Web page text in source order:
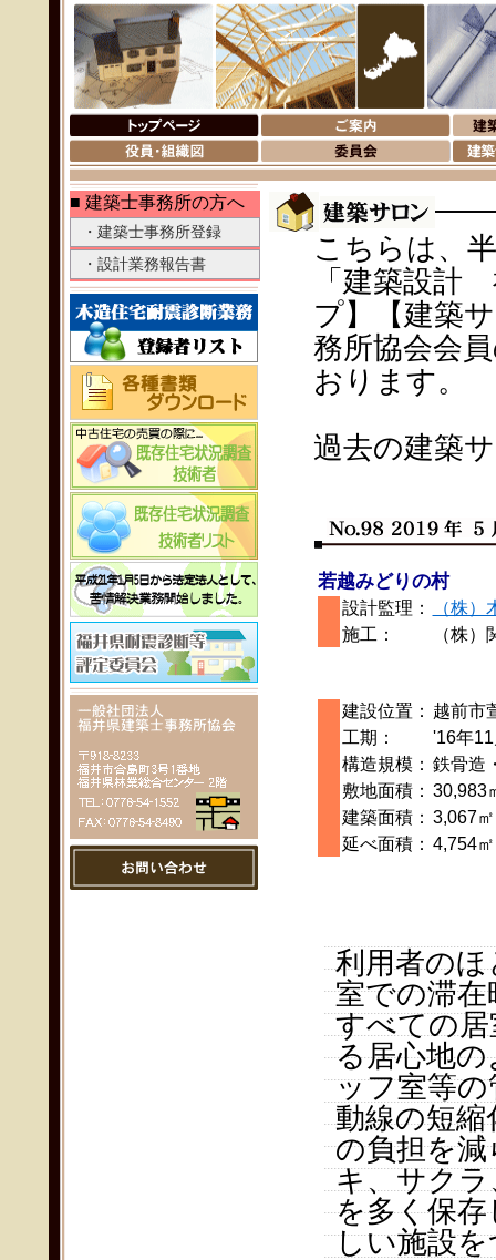
こちらは、
「建築設計
プ】【建築
務所協会会
おります。
過去の建築
若越みどりの村
設計監理：
（株）
施工：
（株）
建設位置： 越前市
工期：
'16年
構造規模： 鉄骨造
敷地面積： 30,983
建築面積： 3,067㎡
延べ面積： 4,754㎡
利用者の
室での滞
すべての
る居心地
ッフ室等の
動線の短縮
の負担を
キ、サク
を多く保
しい施設
■ 建築士事務所の方へ
・建築士事務所登録
・設計業務報告書